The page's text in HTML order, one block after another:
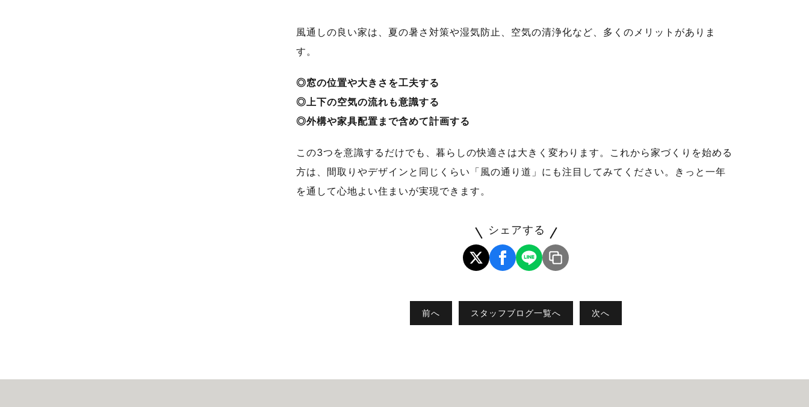
風通しの良い家は、夏の暑さ対策や湿気防止、空気の清浄化など、多くのメリットがありま
す。
◎窓の位置や大きさを工夫する
◎上下の空気の流れも意識する
◎外構や家具配置まで含めて計画する
この3つを意識するだけでも、暮らしの快適さは大きく変わります。これから家づくりを始める
方は、間取りやデザインと同じくらい「風の通り道」にも注目してみてください。きっと一年
を通して心地よい住まいが実現できます。
シェアする
前へ スタッフブログ一覧へ 次へ